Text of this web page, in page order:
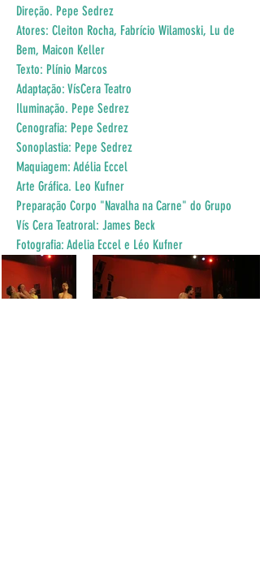
Direção. Pepe Sedrez
Atores: Cleiton Rocha, Fabrício Wilamoski, Lu de
Bem, Maicon Keller
Texto: Plínio Marcos
Adaptação: VísCera Teatro
Iluminação. Pepe Sedrez
Cenografia: Pepe Sedrez
Sonoplastia: Pepe Sedrez
Maquiagem: Adélia Eccel
Arte Gráfica. Leo Kufner
Preparação Corpo "Navalha na Carne" do Grupo
Vís Cera Teatroral: James Beck
Fotografia: Adelia Eccel e Léo Kufner